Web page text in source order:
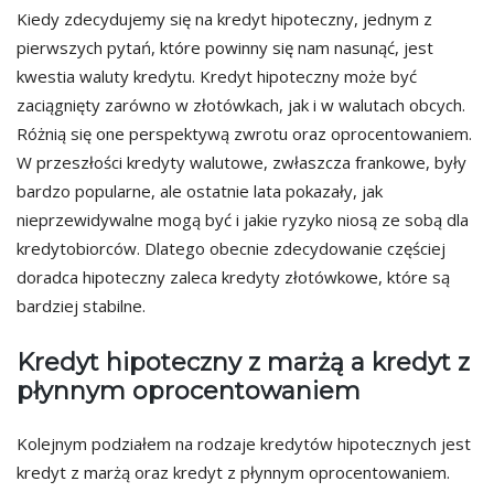
Kiedy zdecydujemy się na kredyt hipoteczny, jednym z
pierwszych pytań, które powinny się nam nasunąć, jest
kwestia waluty kredytu. Kredyt hipoteczny może być
zaciągnięty zarówno w złotówkach, jak i w walutach obcych.
Różnią się one perspektywą zwrotu oraz oprocentowaniem.
W przeszłości kredyty walutowe, zwłaszcza frankowe, były
bardzo popularne, ale ostatnie lata pokazały, jak
nieprzewidywalne mogą być i jakie ryzyko niosą ze sobą dla
kredytobiorców. Dlatego obecnie zdecydowanie częściej
doradca hipoteczny zaleca kredyty złotówkowe, które są
bardziej stabilne.
Kredyt hipoteczny z marżą a kredyt z
płynnym oprocentowaniem
Kolejnym podziałem na rodzaje kredytów hipotecznych jest
kredyt z marżą oraz kredyt z płynnym oprocentowaniem.